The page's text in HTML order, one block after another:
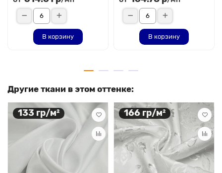
В корзину В корзину
Другие ткани в этом оттенке:
133 гр/м² 166 гр/м²